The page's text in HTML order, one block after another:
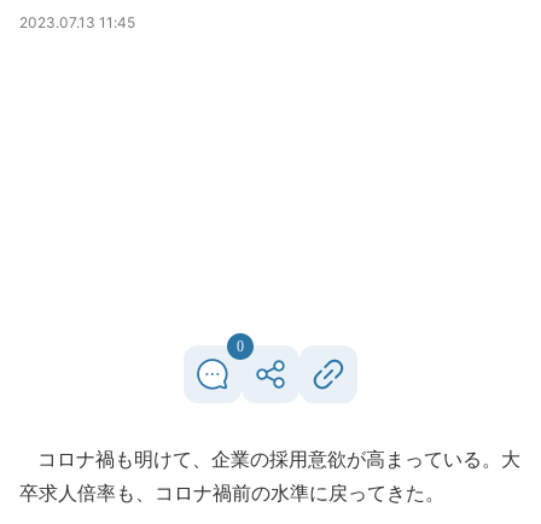
2023.07.13 11:45
0
コロナ禍も明けて、企業の採用意欲が高まっている。大
卒求人倍率も、コロナ禍前の水準に戻ってきた。